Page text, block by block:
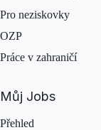
Pro neziskovky
OZP
Práce v zahraničí
Můj Jobs
Přehled